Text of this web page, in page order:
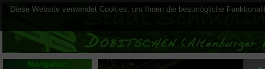
Navigation
Diese Website verwendet Cookies, um Ihnen die bestmögliche